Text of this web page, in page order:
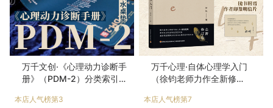
万千文创·《心理动力诊断手
册》（PDM-2）分类索引桌
本店人气榜第3
万千心理·自体心理学入门
（徐钧老师力作全新修
本店人气榜第7